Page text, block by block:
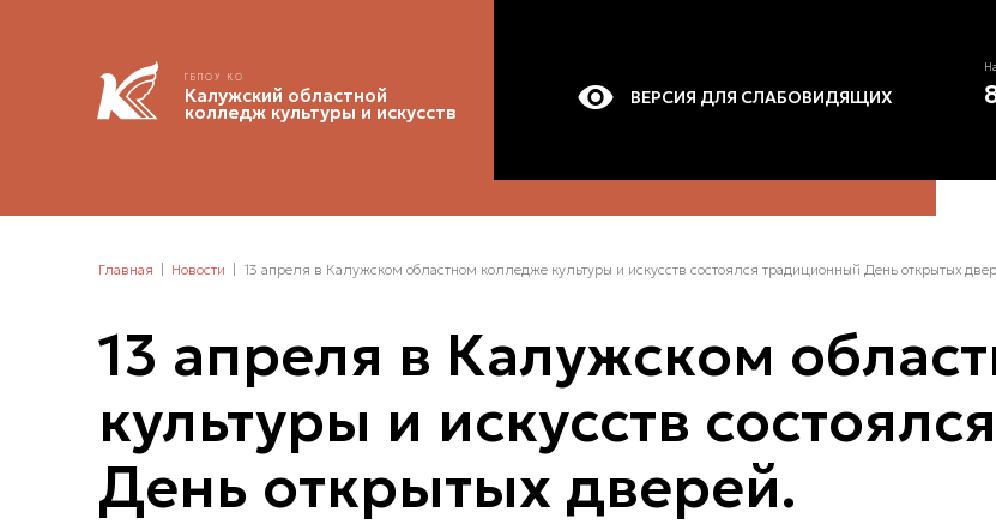
ГБПОУ КО
Калужский областной
колледж культуры и искусств
ВЕРСИЯ ДЛЯ СЛАБОВИДЯЩИХ
Главная Новости 13 апреля в Калужском областном колледже культуры и искусств состоялся традиционный День открытых
13 апреля в Калужском
культуры и искусств
День открытых дверей.